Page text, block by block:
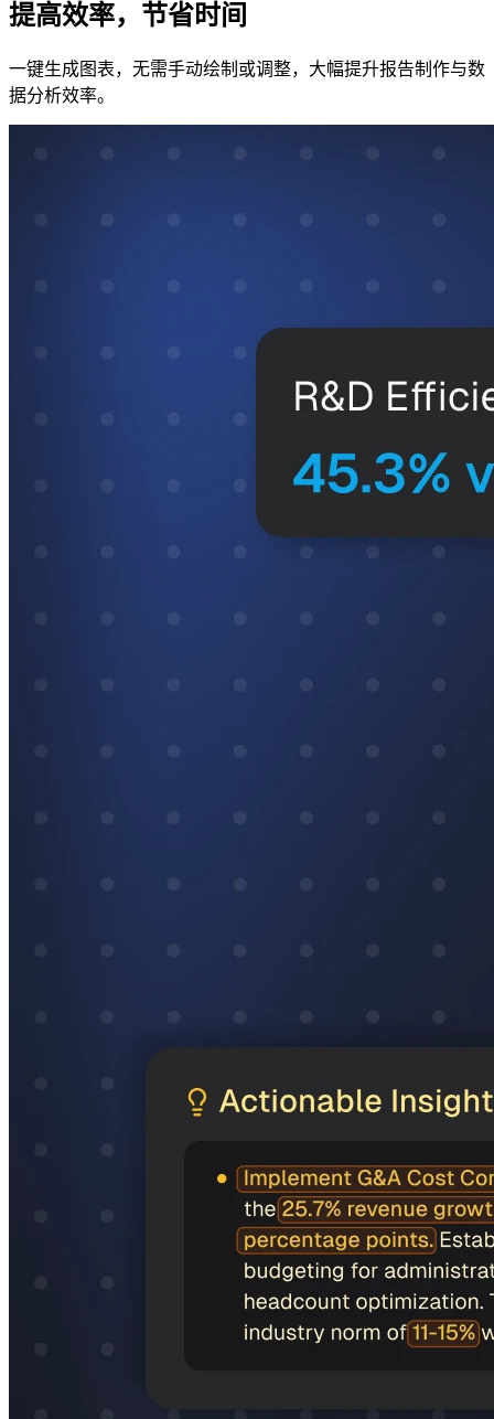
提高效率，节省时间
一键生成图表，无需手动绘制或调整，大幅提升报告制作与数
据分析效率。